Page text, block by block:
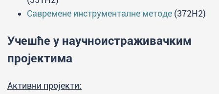
Савремене инструменталне методе (372H2)
Учешће у научноистраживачким
пројектима
Активни пројекти: